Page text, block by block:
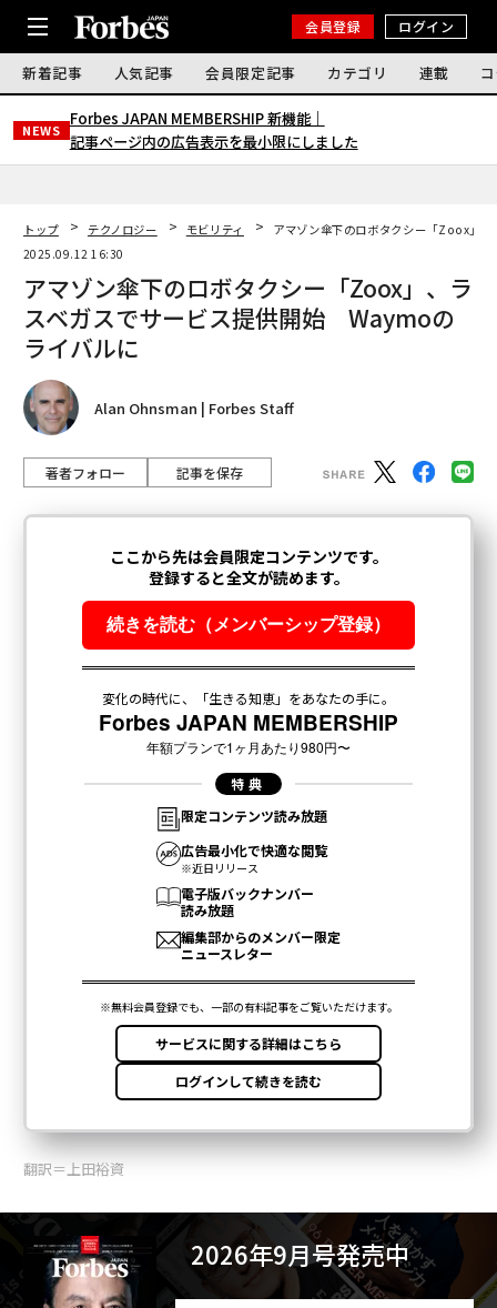
会員登録 ログイン
新着記事 人気記事 会員限定記事 カテゴリ 連載
NEWS
Forbes JAPAN MEMBERSHIP 新機能｜
記事ページ内の広告表示を最小限にしました
トップ テクノロジー モビリティ
アマゾン傘下のロボタクシー「Zoox」
2025.09.12 16:30
アマゾン傘下のロボタクシー「Zoox」、ラ
スベガスでサービス提供開始 Waymoの
ライバルに
Alan Ohnsman | Forbes Staff
著者フォロー 記事を保存
翻訳＝上田裕資
2026年9月号発売中